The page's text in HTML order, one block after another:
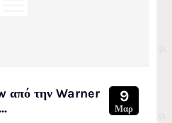
από την Warner
9
Μαρ